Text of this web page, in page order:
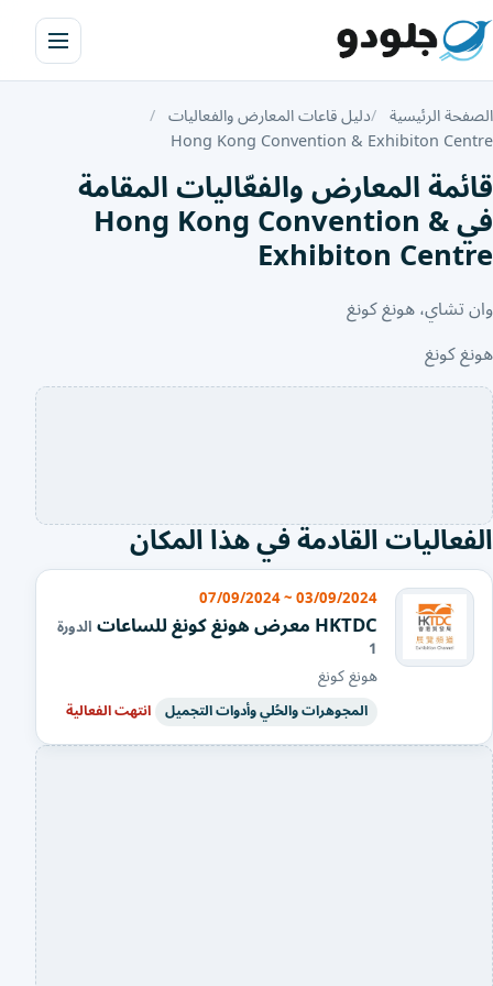
الصفحة الرئيسية دليل قاعات المعارض والفعاليات
Hong Kong Convention & Exhibiton Centre
قائمة المعارض والفعّاليات المقامة
في Hong Kong Convention &
Exhibiton Centre
وان تشاي، هونغ كونغ
هونغ كونغ
الفعاليات القادمة في هذا المكان
03/09/2024 ~ 07/09/2024
HKTDC معرض هونغ كونغ للساعات الدورة
1
هونغ كونغ
المجوهرات والحُلي وأدوات التجميل انتهت الفعالية